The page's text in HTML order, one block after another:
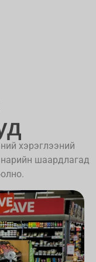
хэрэглээний
шаардлагад